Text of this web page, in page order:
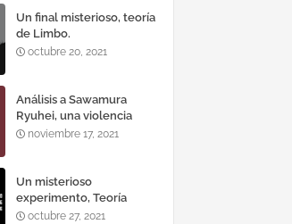
Un final misterioso, teoría
de Limbo.
octubre 20, 2021
Análisis a Sawamura
Ryuhei, una violencia
explosiva.
noviembre 17, 2021
Un misterioso
experimento, Teoría
Inside.
octubre 27, 2021